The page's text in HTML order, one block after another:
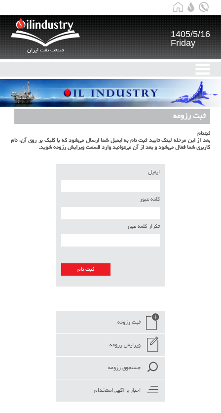
صنعت نفت ایران
1405/5/16
Friday
ثبت رزومه
ثبتنام
بعد از این مرحله لینک تایید ثبت نام به ایمیل شما ارسال می‌شود که با کلیک بر روی آن، نام
کاربری شما فعال می‌شود و بعد از آن می‌توانید وارد قسمت ویرایش رزومه شوید.
ایمیل
کلمه عبور
تکرار کلمه عبور
ثبت رزومه
ویرایش رزومه
جستجوی رزومه
اخبار و آگهی استخدام